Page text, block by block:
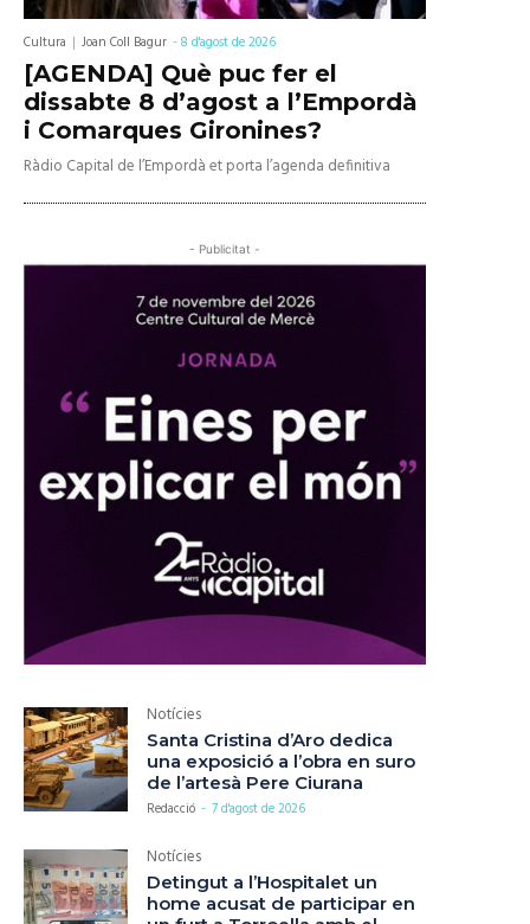
Cultura Joan Coll Bagur -8 d'agost de 2026
[AGENDA] Què puc fer el
dissabte 8 d’agost a l’Empordà
i Comarques Gironines?
Ràdio Capital de l’Empordà et porta l’agenda definitiva
- Publicitat -
Notícies
Santa Cristina d’Aro dedica
una exposició a l’obra en suro
de l’artesà Pere Ciurana
Redacció - 7 d'agost de 2026
Notícies
Detingut a l’Hospitalet un
home acusat de participar en